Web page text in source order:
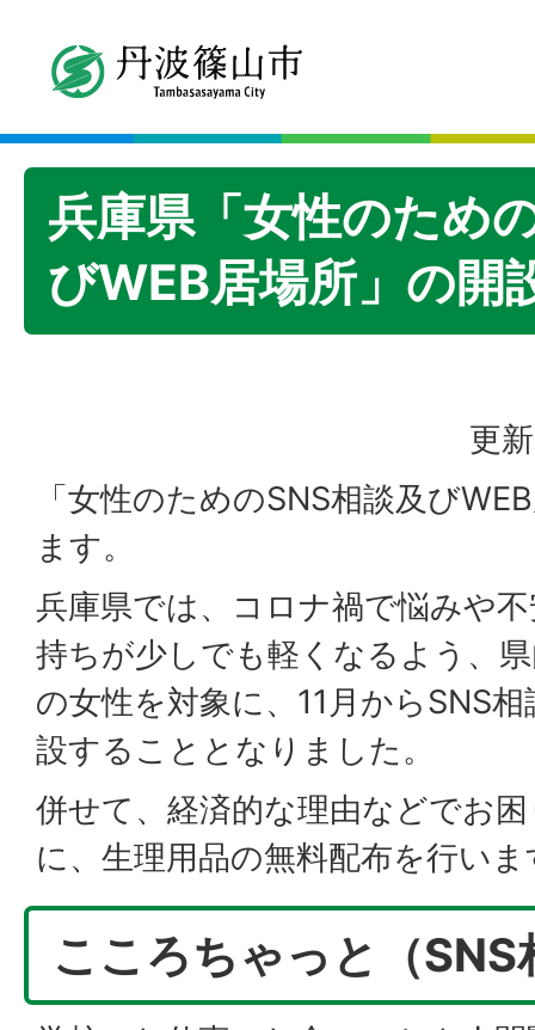
兵庫県「女性のため
びWEB居場所」の開
更
「女性のためのSNS相談及び
ます。
兵庫県では、コロナ禍で悩みや
持ちが少しでも軽くなるよう、
の女性を対象に、11月からSNS
設することとなりました。
併せて、経済的な理由などでお
に、生理用品の無料配布を行いま
こころちゃっと（SNS